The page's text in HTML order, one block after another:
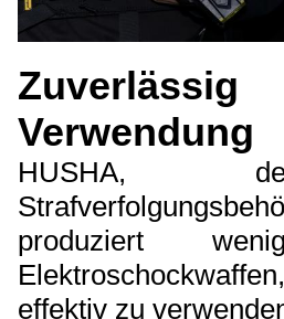
Verwendung
HUSHA,
produziert
effektiv zu